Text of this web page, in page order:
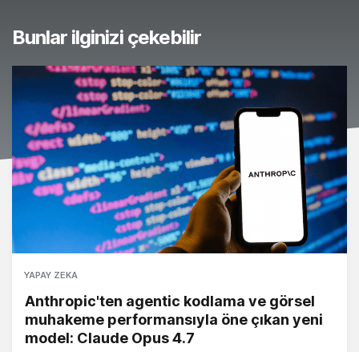
Bunlar ilginizi çekebilir
YAPAY ZEKA
Anthropic'ten agentic kodlama ve görsel
muhakeme performansıyla öne çıkan yeni
model: Claude Opus 4.7